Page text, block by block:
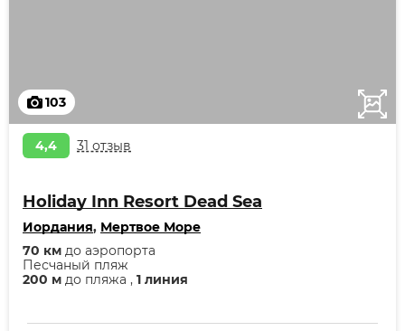
103
4,4 31 отзыв
Holiday Inn Resort Dead Sea
Иордания, Мертвое Море
200 м до пляжа , 1 линия
Песчаный пляж
70 км до аэропорта